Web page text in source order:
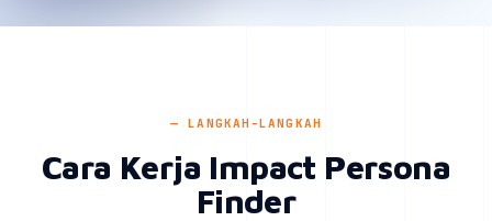
— LANGKAH-LANGKAH
Cara Kerja Impact Persona
Finder